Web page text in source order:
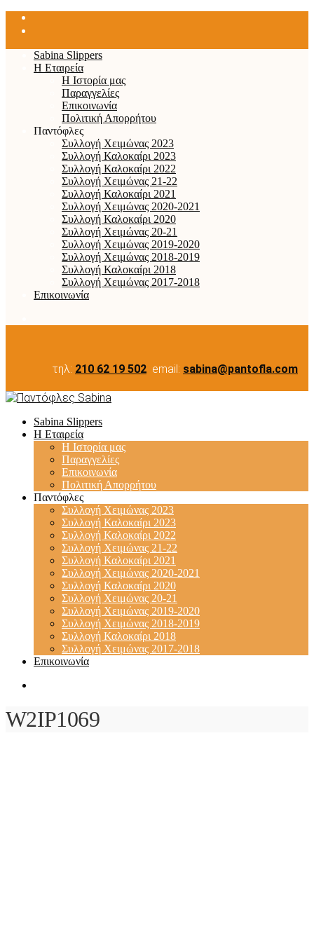
Sabina Slippers
Η Εταιρεία
Η Ιστορία μας
Παραγγελίες
Επικοινωνία
Πολιτική Απορρήτου
Παντόφλες
Συλλογή Χειμώνας 2023
Συλλογή Καλοκαίρι 2023
Συλλογή Καλοκαίρι 2022
Συλλογή Χειμώνας 21-22
Συλλογή Καλοκαίρι 2021
Συλλογή Χειμώνας 2020-2021
Συλλογή Καλοκαίρι 2020
Συλλογή Χειμώνας 20-21
Συλλογή Χειμώνας 2019-2020
Συλλογή Χειμώνας 2018-2019
Συλλογή Καλοκαίρι 2018
Συλλογή Χειμώνας 2017-2018
Επικοινωνία
τηλ: 210 62 19 502 email: sabina@pantofla.com
Sabina Slippers
Η Εταιρεία
Η Ιστορία μας
Παραγγελίες
Επικοινωνία
Πολιτική Απορρήτου
Παντόφλες
Συλλογή Χειμώνας 2023
Συλλογή Καλοκαίρι 2023
Συλλογή Καλοκαίρι 2022
Συλλογή Χειμώνας 21-22
Συλλογή Καλοκαίρι 2021
Συλλογή Χειμώνας 2020-2021
Συλλογή Καλοκαίρι 2020
Συλλογή Χειμώνας 20-21
Συλλογή Χειμώνας 2019-2020
Συλλογή Χειμώνας 2018-2019
Συλλογή Καλοκαίρι 2018
Συλλογή Χειμώνας 2017-2018
Επικοινωνία
W2IP1069